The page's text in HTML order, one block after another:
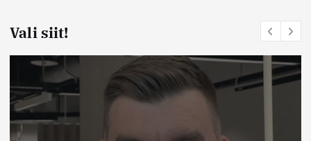
Vali siit!